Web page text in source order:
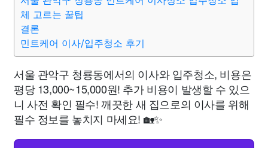
체 고르는 꿀팁
결론
민트케어 이사/입주청소 후기
서울 관악구 청룡동에서의 이사와 입주청소, 비용은
평당 13,000~15,000원! 추가 비용이 발생할 수 있으
니 사전 확인 필수! 깨끗한 새 집으로의 이사를 위해
필수 정보를 놓치지 마세요! 🏡✨